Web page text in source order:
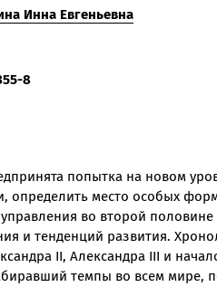
Инна Евгеньевна
8
попытка на новом
определить место особых
управления во второй
и тенденций развития.
II, Александра III и
темпы во всем мире,